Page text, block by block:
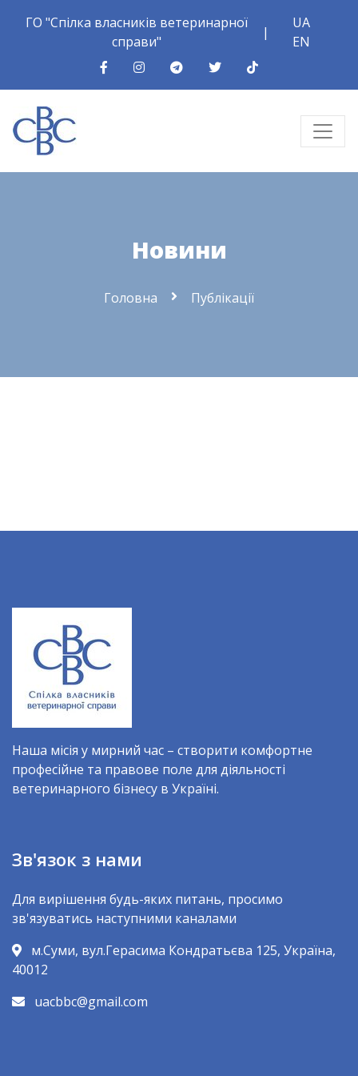
ГО "Спілка власників ветеринарної
справи"
|
UA
EN
Новини
Головна Публікації
Наша місія у мирний час – створити комфортне
професійне та правове поле для діяльності
ветеринарного бізнесу в Україні.
Зв'язок з нами
Для вирішення будь-яких питань, просимо
зв'язуватись наступними каналами
м.Суми, вул.Герасима Кондратьєва 125, Україна,
40012
uacbbc@gmail.com